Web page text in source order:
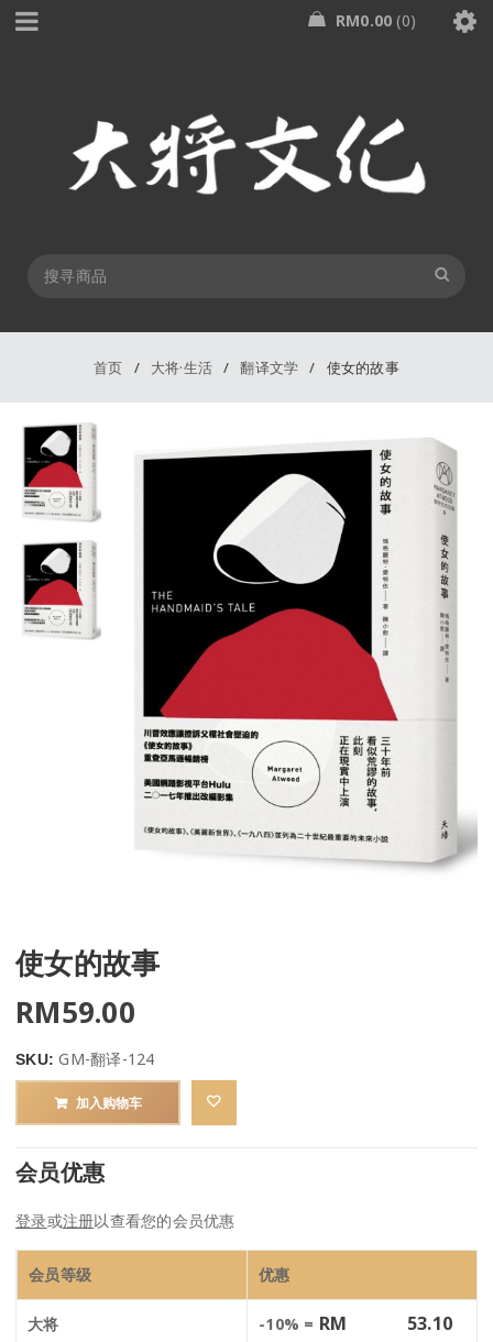
RM0.00 0
首页 / 大将·生活 / 翻译文学 / 使女的故事
使女的故事
RM59.00
SKU:GM-翻译-124
加入购物车
会员优惠
登录或注册以查看您的会员优惠
会员等级 优惠
大将 -10% = RM 53.10